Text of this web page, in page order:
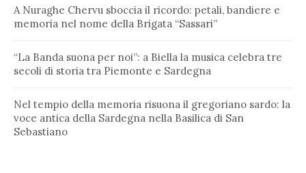
A Nuraghe Chervu sboccia il ricordo: petali, bandiere e
memoria nel nome della Brigata “Sassari”
“La Banda suona per noi”: a Biella la musica celebra tre
secoli di storia tra Piemonte e Sardegna
Nel tempio della memoria risuona il gregoriano sardo: la
voce antica della Sardegna nella Basilica di San
Sebastiano